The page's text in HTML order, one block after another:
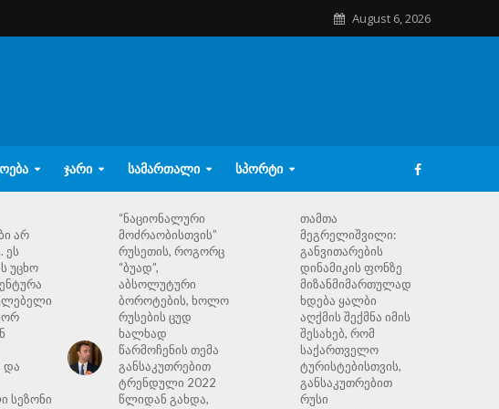
August 6, 2026
ᲯᲐᲠᲘ ᲡᲐᲛᲐᲠᲗᲐᲚᲘ ᲡᲞᲝᲠᲢᲘ
არ
ეს
უცხო
და
სეზონი
“ნაციონალური
მოძრაობისთვის”
რუსეთის, როგორც
“ბუად”,
აბსოლუტური
ბოროტების, ხოლო
რუსების ცუდ
ხალხად
წარმოჩენის თემა
განსაკუთრებით
ტრენდული 2022
წლიდან გახდა,
თამთა
მეგრელიშვილი:
განვითარების
დინამიკის ფონზე
მიზანმიმართულად
ხდება ყალბი
აღქმის შექმნა იმის
შესახებ, რომ
საქართველო
ტურისტებისთვის,
განსაკუთრებით
რუსი